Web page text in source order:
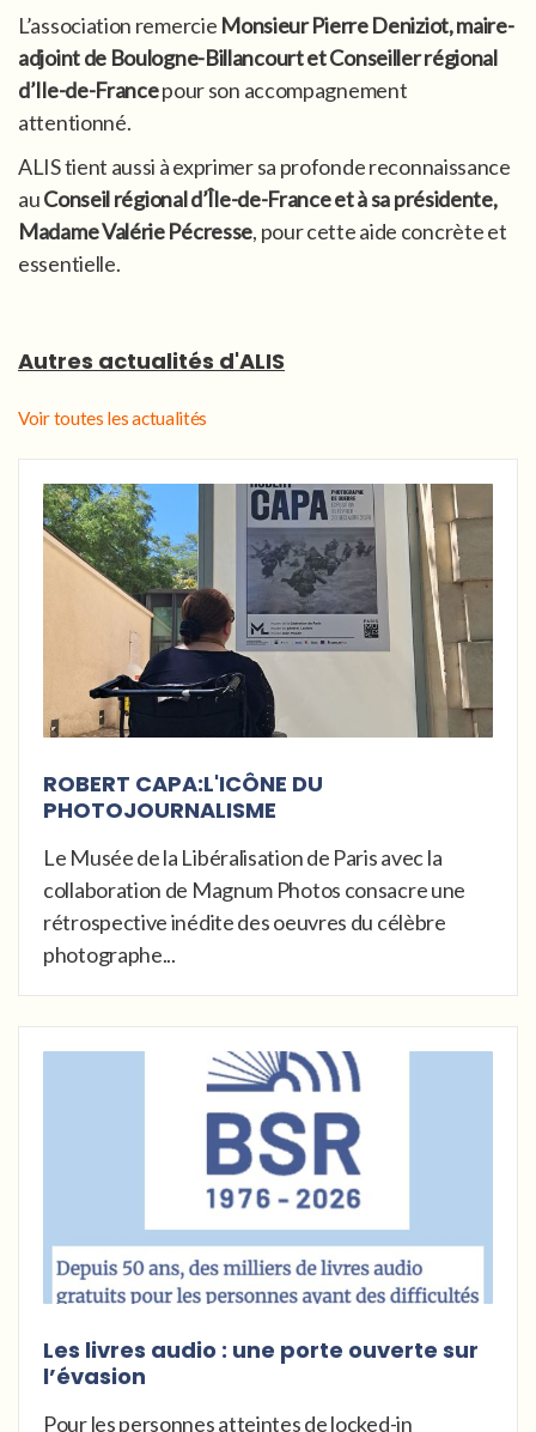
L’association remercie Monsieur Pierre Deniziot, maire-
adjoint de Boulogne-Billancourt et Conseiller régional
d’Ile-de-Francepour son accompagnement
attentionné.
ALIS tient aussi à exprimer sa profonde reconnaissance
auConseil régional d’Île-de-France et à sa présidente,
Madame Valérie Pécresse, pour cette aide concrète et
essentielle.
Autres actualités d'ALIS
Voir toutes les actualités
ROBERT CAPA:L'ICÔNE DU
PHOTOJOURNALISME
Le Musée de la Libéralisation de Paris avec la
collaboration de Magnum Photos consacre une
rétrospective inédite des oeuvres du célèbre
photographe...
Les livres audio : une porte ouverte sur
l’évasion
Pour les personnes atteintes de locked-in